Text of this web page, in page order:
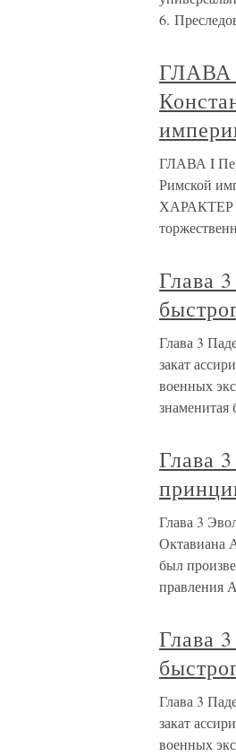
6.
ГЛАВА
ГЛАВА I
Римской
ХАРАКТЕР
Глава
Глава 3
закат
военных
знаменитая
Глава
Глава 3
Октавиана
был
правления
Глава
Глава 3
закат
военных